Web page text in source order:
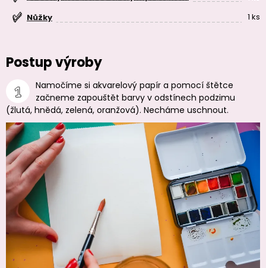
Nůžky
1 ks
Postup výroby
Namočíme si akvarelový papír a pomocí štětce
začneme zapouštět barvy v odstínech podzimu
(žlutá, hnědá, zelená, oranžová). Necháme uschnout.